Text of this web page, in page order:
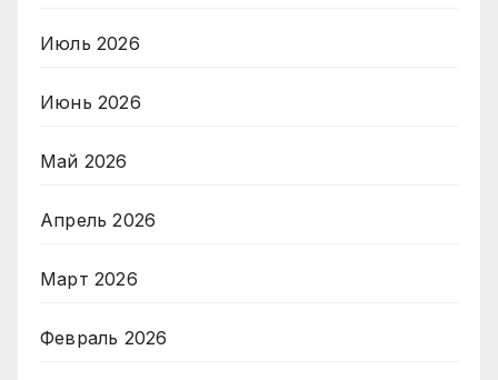
Июль 2026
Июнь 2026
Май 2026
Апрель 2026
Март 2026
Февраль 2026